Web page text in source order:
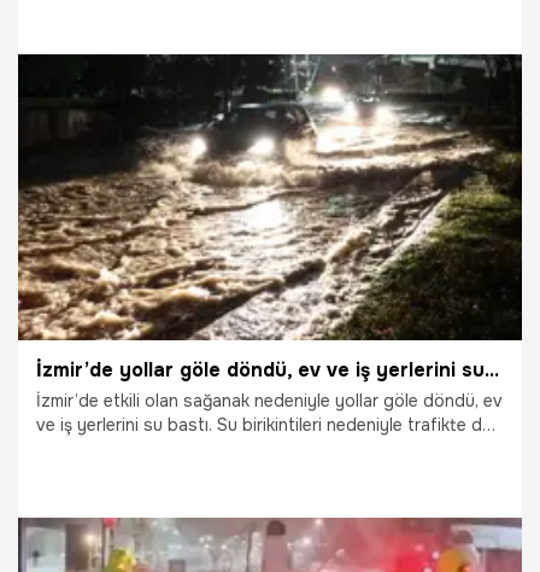
Şanlıurfa
İzmir’de yollar göle döndü, ev ve iş yerlerini su bastı
İzmir’de etkili olan sağanak nedeniyle yollar göle döndü, ev
ve iş yerlerini su bastı. Su birikintileri nedeniyle trafikte de